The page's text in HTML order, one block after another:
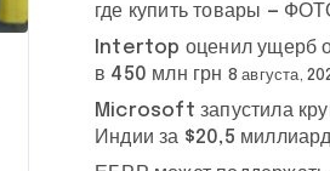
где купить товары —
Intertop оценил ущерб
в 450 млн грн 8 августа,
Microsoft запустила
Индии за $20,5